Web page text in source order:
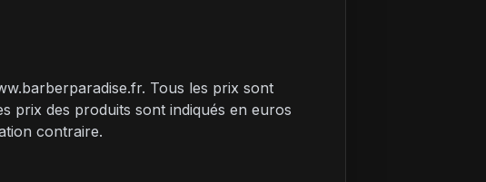
Tous les prix sont
prix des produits sont indiqués en euros
contraire.